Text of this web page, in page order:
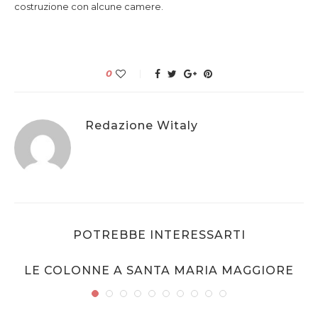
costruzione con alcune camere.
0
Redazione Witaly
POTREBBE INTERESSARTI
LE COLONNE A SANTA MARIA MAGGIORE